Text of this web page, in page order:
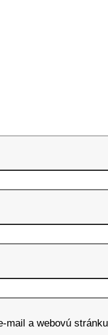
mail a webovú